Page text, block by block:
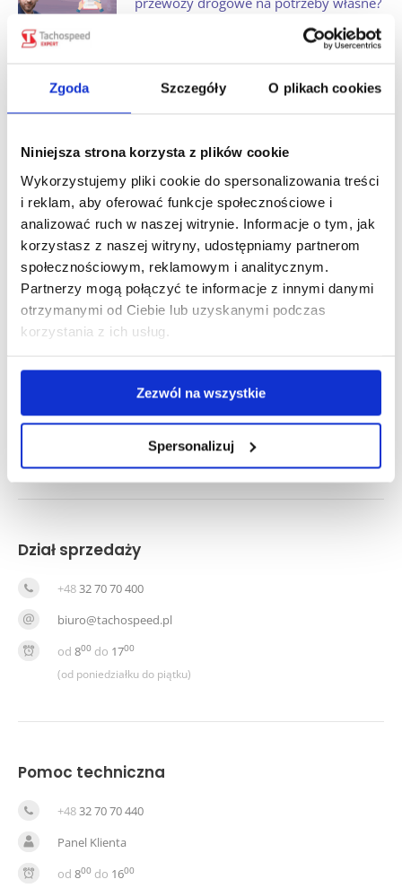
Zgoda Szczegóły O plikach cookies
Niniejsza strona korzysta z plików cookie
Wykorzystujemy pliki cookie do spersonalizowania treści
i reklam, aby oferować funkcje społecznościowe i
analizować ruch w naszej witrynie. Informacje o tym, jak
korzystasz z naszej witryny, udostępniamy partnerom
społecznościowym, reklamowym i analitycznym.
Partnerzy mogą połączyć te informacje z innymi danymi
otrzymanymi od Ciebie lub uzyskanymi podczas
korzystania z ich usług.
Zezwól na wszystkie
Spersonalizuj
Czy kierowca busa na wyłączeniu musi
śr., 15 lip 2026
Ile godzin może jechać kierowca busa
2,5 t w transporcie międzynarodowym?
śr., 01 lip 2026
Dieta krajowa kierowcy: ile wyniesie za
wyjazd od poniedziałku do piątku?
Dział sprzedaży
+4832 70 70 400
biuro@tachospeed.pl
od 800 do 1700
(od poniedziałku do piątku)
Pomoc techniczna
+4832 70 70 440
Panel Klienta
od 800 do 1600